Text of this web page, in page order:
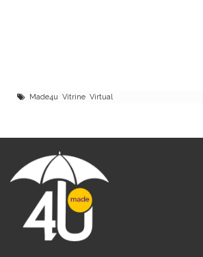
Made4u Vitrine Virtual